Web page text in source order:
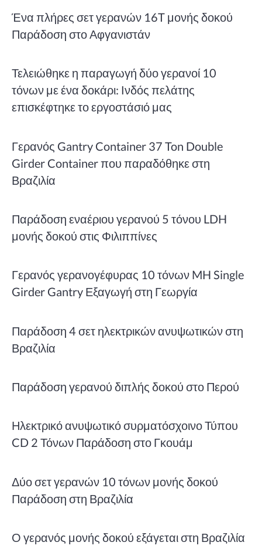
Ένα πλήρες σετ γερανών 16T μονής δοκού
Παράδοση στο Αφγανιστάν
Τελειώθηκε η παραγωγή δύο γερανοί 10
τόνων με ένα δοκάρι: Ινδός πελάτης
επισκέφτηκε το εργοστάσιό μας
Γερανός Gantry Container 37 Ton Double
Girder Container που παραδόθηκε στη
Βραζιλία
Παράδοση εναέριου γερανού 5 τόνου LDH
μονής δοκού στις Φιλιππίνες
Γερανός γερανογέφυρας 10 τόνων MH Single
Girder Gantry Εξαγωγή στη Γεωργία
Παράδοση 4 σετ ηλεκτρικών ανυψωτικών στη
Βραζιλία
Παράδοση γερανού διπλής δοκού στο Περού
Ηλεκτρικό ανυψωτικό συρματόσχοινο Τύπου
CD 2 Τόνων Παράδοση στο Γκουάμ
Δύο σετ γερανών 10 τόνων μονής δοκού
Παράδοση στη Βραζιλία
Ο γερανός μονής δοκού εξάγεται στη Βραζιλία